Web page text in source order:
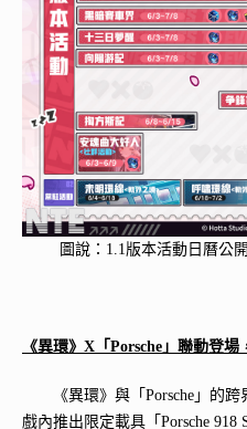
圖說：1.1版本活動日曆公
《異環》X 「Porsche」聯動登
《異環》與「Porsche」的跨
戲內推出限定載具「Porsche 918